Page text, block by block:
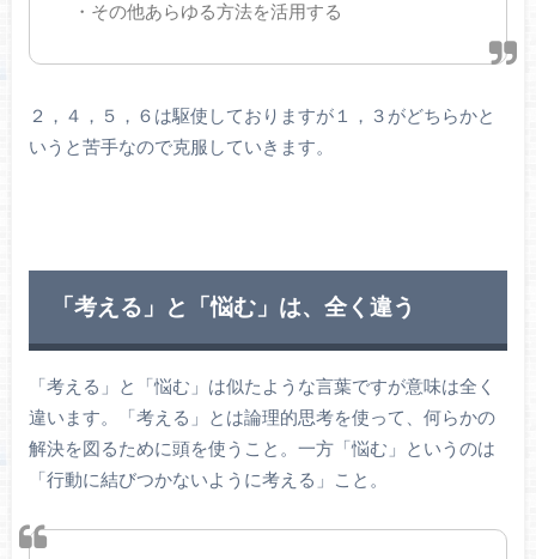
・その他あらゆる方法を活用する
２，４，５，６は駆使しておりますが１，３がどちらかと
いうと苦手なので克服していきます。
「考える」と「悩む」は、全く違う
「考える」と「悩む」は似たような言葉ですが意味は全く
違います。「考える」とは論理的思考を使って、何らかの
解決を図るために頭を使うこと。一方「悩む」というのは
「行動に結びつかないように考える」こと。